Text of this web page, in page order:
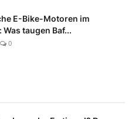
E-Bike-Motoren im
taugen Baf...
0